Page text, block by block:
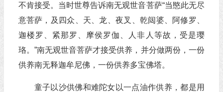
不肯接受。当时世尊告诉南无观世音菩萨“当愍此无尽
意菩萨，及四众、天、龙、夜叉、乾闼婆、阿修罗、
迦楼罗、紧那罗、摩侯罗伽、人非人等故，受是璎
珞。”南无观世音菩萨才接受供养，并分做两份，一份
供养南无释迦牟尼佛，一份供养多宝佛塔。
童子以沙供佛和难陀女以一点油作供养，都是用